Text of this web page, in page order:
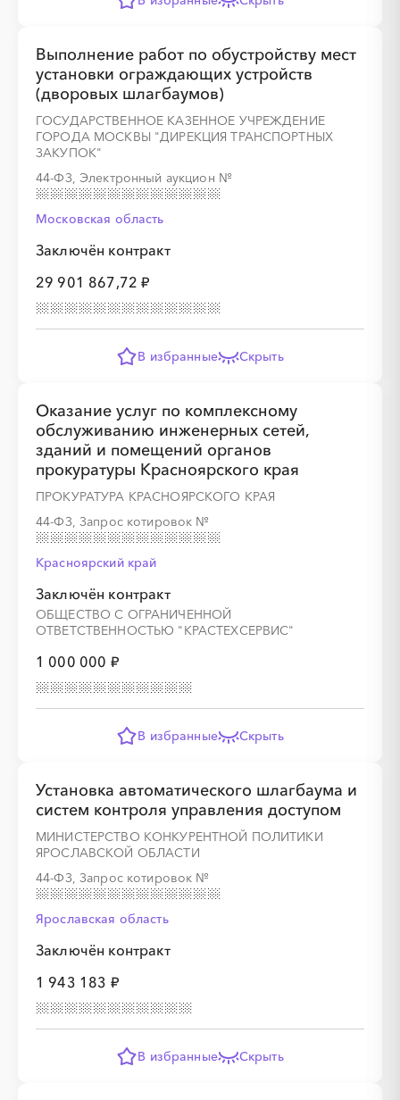
Выполнение работ по обустройству мест
установки ограждающих устройств
(дворовых шлагбаумов)
ГОСУДАРСТВЕННОЕ КАЗЕННОЕ УЧРЕЖДЕНИЕ
ГОРОДА МОСКВЫ "ДИРЕКЦИЯ ТРАНСПОРТНЫХ
ЗАКУПОК"
44-ФЗ, Электронный аукцион №
Московская область
Заключён контракт
29 901 867,72 ₽
В избранные Скрыть
Оказание услуг по комплексному
обслуживанию инженерных сетей,
зданий и помещений органов
прокуратуры Красноярского края
ПРОКУРАТУРА КРАСНОЯРСКОГО КРАЯ
44-ФЗ, Запрос котировок №
Красноярский край
Заключён контракт
ОБЩЕСТВО С ОГРАНИЧЕННОЙ
ОТВЕТСТВЕННОСТЬЮ "КРАСТЕХСЕРВИС"
1 000 000 ₽
В избранные Скрыть
Установка автоматического шлагбаума и
систем контроля управления доступом
МИНИСТЕРСТВО КОНКУРЕНТНОЙ ПОЛИТИКИ
ЯРОСЛАВСКОЙ ОБЛАСТИ
44-ФЗ, Запрос котировок №
Ярославская область
Заключён контракт
1 943 183 ₽
В избранные Скрыть
░ ░░░░░░░░░░
░
░
░ ░ ░░░░░ ░░░ ░
░
░
░
░
░
░
░ ░░░ ░ ░░ ░ ░░
░░░ ░░░░
░
░
░
░
░
░
░
░
░
░
░
░
░